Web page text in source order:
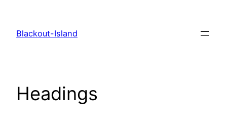
springen
Blackout-Island
Headings